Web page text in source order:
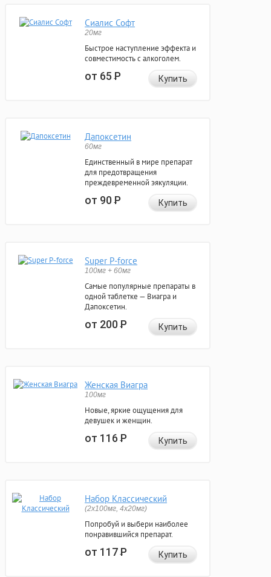
Сиалис Софт
20мг
Быстрое наступление эффекта и
совместимость с алкоголем.
от 65Р Купить
Дапоксетин
60мг
Единственный в мире препарат
для предотвращения
преждевременной эякуляции.
от 90Р Купить
Super P-force
100мг + 60мг
Самые популярные препараты в
одной таблетке — Виагра и
Дапоксетин.
от 200Р Купить
Женская Виагра
100мг
Новые, яркие ощущения для
девушек и женщин.
от 116Р Купить
Набор Классический
(2x100мг, 4x20мг)
Попробуй и выбери наиболее
понравившийся препарат.
от 117Р Купить